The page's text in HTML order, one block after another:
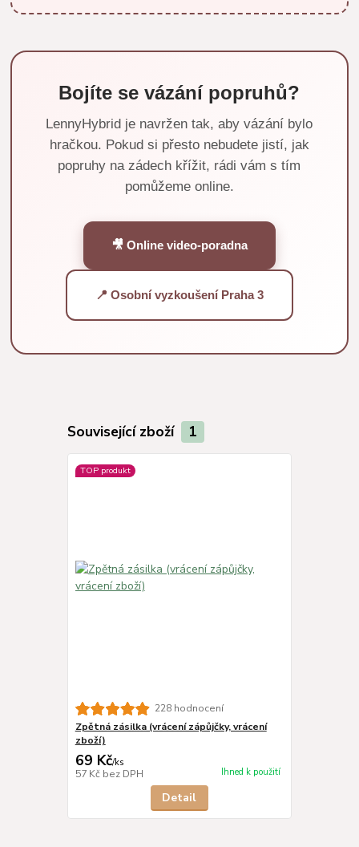
Bojíte se vázání popruhů?
LennyHybrid je navržen tak, aby vázání bylo
hračkou. Pokud si přesto nebudete jistí, jak
popruhy na zádech křížit, rádi vám s tím
pomůžeme online.
🎥 Online video-poradna
📍 Osobní vyzkoušení Praha 3
Související zboží 1
TOP produkt
228 hodnocení
Zpětná zásilka (vrácení zápůjčky, vrácení
zboží)
69 Kč/ks
57 Kč bez DPH Ihned k použití
Detail